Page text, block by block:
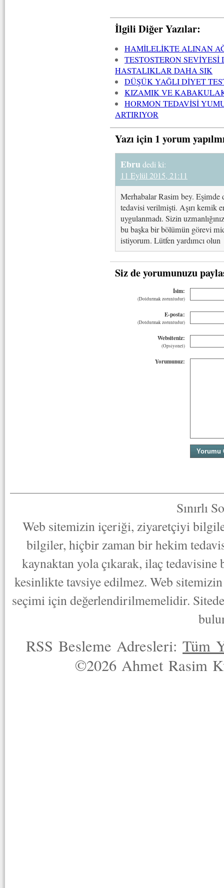
İlgili Diğer Yazılar:
HAMİLELİKTE ALINAN
TESTOSTERON
HASTALIKLAR DAHA SIK
DÜŞÜK YAĞLI DİYET
KIZAMIK VE
HORMON TEDAVİSİ
ARTIRIYOR
Yazı için 1 yorum
Ebru dedi ki:
11 Eylül 2015, 21:11
Merhabalar Rasim bey. Eşimde
tedavisi verilmişti. Aşırı kemik
uygulanmadı. Sizin
bu başka bir bölümün görevi
istiyorum. Lütfen yardımcı olun
Siz de yorumunuzu
İsim:
(Doldurmak zorunludur)
E-posta:
(Doldurmak zorunludur)
Websiteniz:
(Opsiyonel)
Yorumunuz:
Sınırlı
Web sitemizin içeriği, ziyaretçiyi
bilgiler, hiçbir zaman bir hekim
kaynaktan yola çıkarak, ilaç
kesinlikte tavsiye edilmez. Web
seçimi için değerlendirilmemelidir.
RSS Besleme Adresleri:Tüm
©2026 Ahmet Rasim